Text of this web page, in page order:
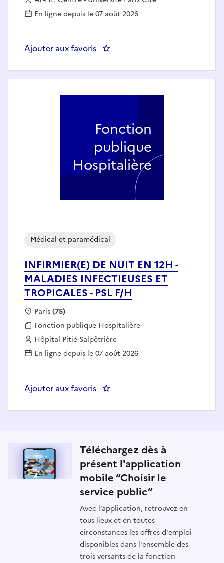
En ligne depuis le 07 août 2026
Ajouter aux favoris : Technicien de laboratoire en
INFIRMIER(E) DE NUIT EN 12H -
MALADIES INFECTIEUSES ET
TROPICALES - PSL F/H
Médical et paramédical
Localisation :
Paris(75)
Fonction publique :
Fonction publique Hospitalière
Employeur :
Hôpital Pitié-Salpêtrière
En ligne depuis le 07 août 2026
Ajouter aux favoris
Fonction
publique
Hospitalière
Téléchargez dès à
présent l'application
mobile “Choisir le
service public”
Avec l’application, retrouvez en
tous lieux et en toutes
circonstances les offres d'emploi
disponibles dans l'ensemble des
trois versants de la fonction